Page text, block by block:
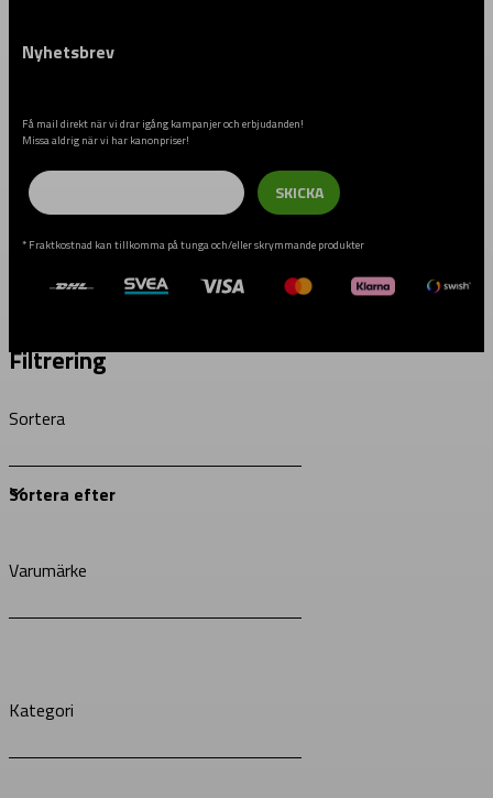
Nyhetsbrev
Få mail direkt när vi drar igång kampanjer och erbjudanden!
Missa aldrig när vi har kanonpriser!
Email
SKICKA
* Fraktkostnad kan tillkomma på tunga och/eller skrymmande produkter
Filtrering
Sortera
Varumärke
Kategori